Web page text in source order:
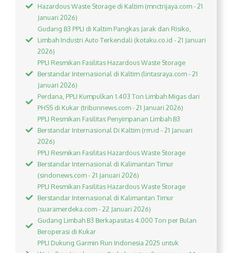
Hazardous Waste Storage di Kaltim (mnctrijaya.com - 21
Januari 2026)
Gudang B3 PPLI di Kaltim Pangkas Jarak dan Risiko,
Limbah Industri Auto Terkendali (kotaku.co.id - 21 Januari
2026)
PPLI Resmikan Fasilitas Hazardous Waste Storage
Berstandar Internasional di Kaltim (lintasraya.com - 21
Januari 2026)
Perdana, PPLI Kumpulkan 1.403 Ton Limbah Migas dari
PHSS di Kukar (tribunnews.com - 21 Januari 2026)
PPLI Resmikan Fasilitas Penyimpanan Limbah B3
Berstandar Internasional Di Kaltim (rm.id - 21 Januari
2026)
PPLI Resmikan Fasilitas Hazardous Waste Storage
Berstandar Internasional di Kalimantan Timur
(sindonews.com - 21 Januari 2026)
PPLI Resmikan Fasilitas Hazardous Waste Storage
Berstandar Internasional di Kalimantan Timur
(suaramerdeka.com - 22 Januari 2026)
Gudang Limbah B3 Berkapasitas 4.000 Ton per Bulan
Beroperasi di Kukar
PPLI Dukung Garmin Run Indonesia 2025 untuk